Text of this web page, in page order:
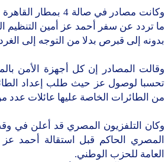
وكانت مصادر في
ما تردد عن سفر أحمد عز أمين التنظيم
بدونه إلى قبرص بدلا من التوجه إلى
تحسبا لوصول عز حيث طلب إعداد
من الطائرات الخاصة عليها عائلات عدد
وكان التلفزيون المصري قد أعلن في
المصري الحاكم قبل استقالة أحمد
العامة للحزب الوطني.